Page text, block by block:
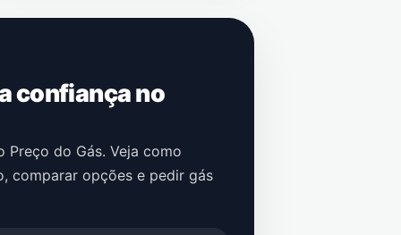
confiança no
do Gás. Veja como
, comparar opções e pedir gás